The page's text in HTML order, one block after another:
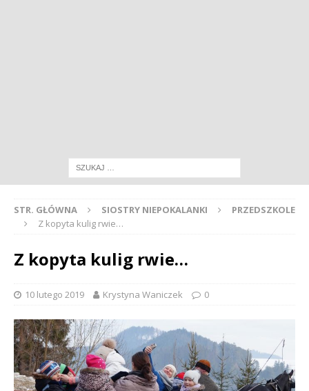
STR. GŁÓWNA SIOSTRY NIEPOKALANKI
PRZEDSZKOLE
Z kopyta kulig rwie…
Z kopyta kulig rwie…
10 lutego 2019 Krystyna Waniczek 0